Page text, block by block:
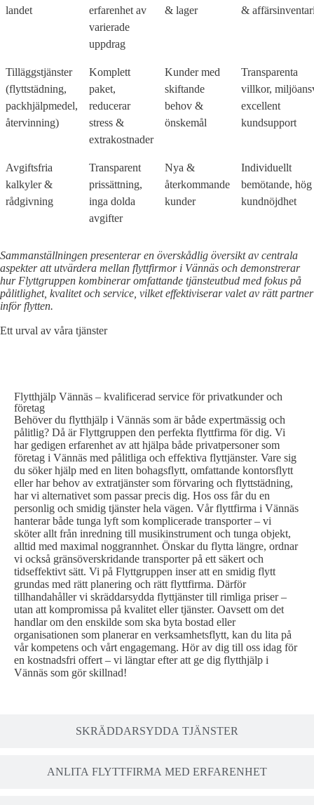
landet
erfarenhet av
varierade
uppdrag
& lager
&
Tilläggstjänster
(flyttstädning,
packhjälpmedel,
återvinning)
Komplett
paket,
reducerar
stress &
extrakostnader
Kunder med
skiftande
behov &
önskemål
Transparenta
villkor,
excellent
kundsupport
Avgiftsfria
kalkyler &
rådgivning
Transparent
prissättning,
inga dolda
avgifter
Nya &
återkommande
kunder
Individuellt
bemötande, hög
kundnöjdhet
Sammanställningen presenterar en överskådlig översikt av centrala
aspekter att utvärdera mellan flyttfirmor i Vännäs och demonstrerar
hur Flyttgruppen kombinerar omfattande tjänsteutbud med fokus på
pålitlighet, kvalitet och service, vilket effektiviserar valet av rätt partner
inför flytten.
Ett urval av våra tjänster
SKRÄDDARSYDDA TJÄNSTER
ANLITA FLYTTFIRMA MED ERFARENHET
Flytthjälp Vännäs – kvalificerad service för privatkunder och
företag
Behöver du flytthjälp i Vännäs som är både expertmässig och
pålitlig? Då är Flyttgruppen den perfekta flyttfirma för dig. Vi
har gedigen erfarenhet av att hjälpa både privatpersoner som
företag i Vännäs med pålitliga och effektiva flyttjänster. Vare sig
du söker hjälp med en liten bohagsflytt, omfattande kontorsflytt
eller har behov av extratjänster som förvaring och flyttstädning,
har vi alternativet som passar precis dig. Hos oss får du en
personlig och smidig tjänster hela vägen. Vår flyttfirma i Vännäs
hanterar både tunga lyft som komplicerade transporter – vi
sköter allt från inredning till musikinstrument och tunga objekt,
alltid med maximal noggrannhet. Önskar du flytta längre, ordnar
vi också gränsöverskridande transporter på ett säkert och
tidseffektivt sätt. Vi på Flyttgruppen inser att en smidig flytt
grundas med rätt planering och rätt flyttfirma. Därför
tillhandahåller vi skräddarsydda flyttjänster till rimliga priser –
utan att kompromissa på kvalitet eller tjänster. Oavsett om det
handlar om den enskilde som ska byta bostad eller
organisationen som planerar en verksamhetsflytt, kan du lita på
vår kompetens och vårt engagemang. Hör av dig till oss idag för
en kostnadsfri offert – vi längtar efter att ge dig flytthjälp i
Vännäs som gör skillnad!